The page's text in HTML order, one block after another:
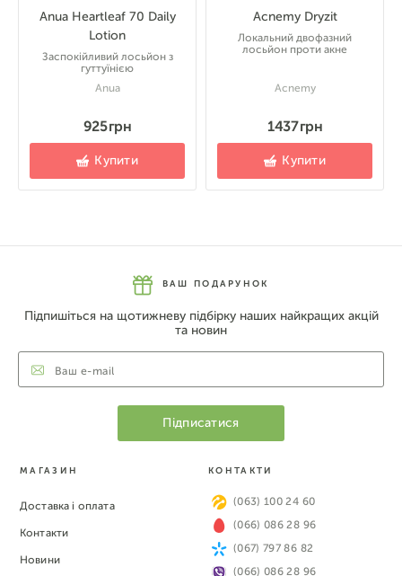
Anua Heartleaf 70 Daily
Lotion
Заспокійливий лосьйон з
гуттуїнією
Anua
925 грн
Купити
Acnemy Dryzit
Локальний двофазний
лосьйон проти акне
Acnemy
1437 грн
Купити
ВАШ ПОДАРУНОК
Підпишіться на щотижневу підбірку наших найкращих акцій
та новин
МАГАЗИН
Доставка і оплата
Контакти
Новини
КОНТАКТИ
(063) 100 24 60
(066) 086 28 96
(067) 797 86 82
(066) 086 28 96